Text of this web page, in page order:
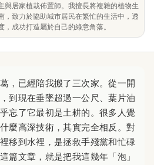
與居家植栽佈置師。我擅長將複雜的植物生
，致力於協助城市居民在繁忙的生活中，透
，成功打造屬於自己的綠意角落。
，已經陪我搬了三次家。從一開
到現在垂墜超過一公尺、葉片油
忘了它最初是土耕的。很多人覺
麼高深技術，其實完全相反。對
移到水裡，是拯救手殘黨和忙碌
篇文章，就是把我這幾年「泡」